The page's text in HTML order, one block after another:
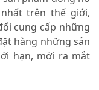
trên thế giới,
cung cấp những
hàng những sản
hạn, mới ra mắt